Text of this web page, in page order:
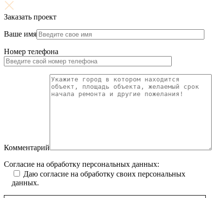
Заказать проект
Ваше имя
Номер телефона
Комментарий
Согласие на обработку персональных данных:
Даю согласие на обработку своих персональных
данных.